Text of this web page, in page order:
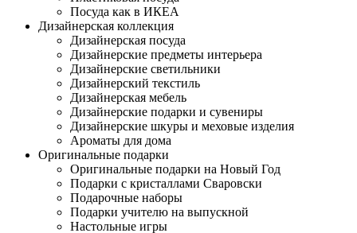
Посуда как в ИКЕА
Дизайнерская коллекция
Дизайнерская посуда
Дизайнерские предметы интерьера
Дизайнерские светильники
Дизайнерский текстиль
Дизайнерская мебель
Дизайнерские подарки и сувениры
Дизайнерские шкуры и меховые изделия
Ароматы для дома
Оригинальные подарки
Оригинальные подарки на Новый Год
Подарки с кристаллами Сваровски
Подарочные наборы
Подарки учителю на выпускной
Настольные игры